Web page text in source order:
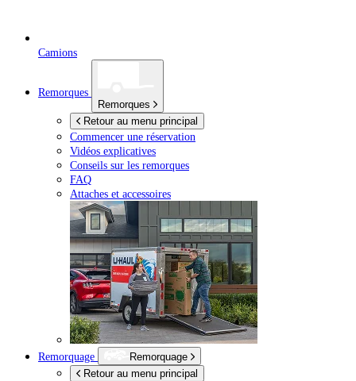
Camions
Remorques
Remorques
Retour au menu principal
Commencer une réservation
Vidéos explicatives
Conseils sur les remorques
FAQ
Attaches et accessoires
Remorquage
Remorquage
Retour au menu principal